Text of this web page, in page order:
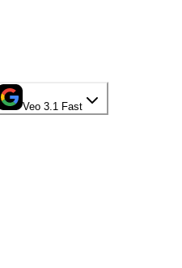
Veo 3.1 Fast